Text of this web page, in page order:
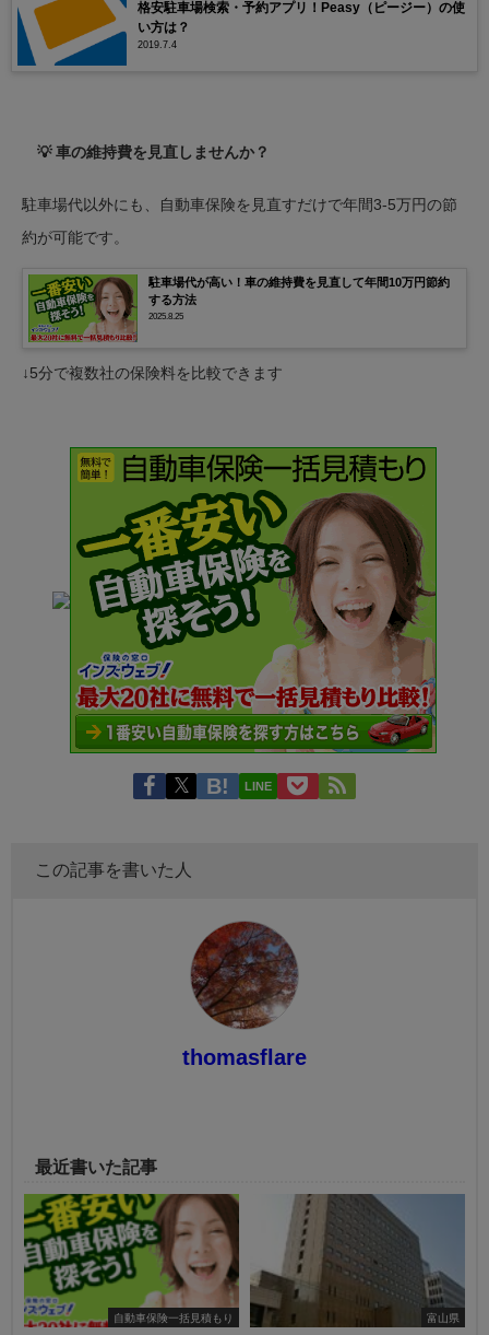
格安駐車場検索・予約アプリ！Peasy（ピージー）の使
い方は？
2019.7.4
💡 車の維持費を見直しませんか？
駐車場代以外にも、自動車保険を見直すだけで年間3-5万円の節
約が可能です。
駐車場代が高い！車の維持費を見直して年間10万円節約
する方法
2025.8.25
↓5分で複数社の保険料を比較できます
LINE
この記事を書いた人
thomasflare
最近書いた記事
自動車保険一括見積もり 富山県